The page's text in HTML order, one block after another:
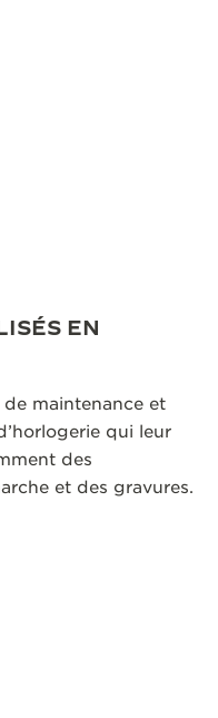
EN
maintenance et
qui leur
des
et des gravures.